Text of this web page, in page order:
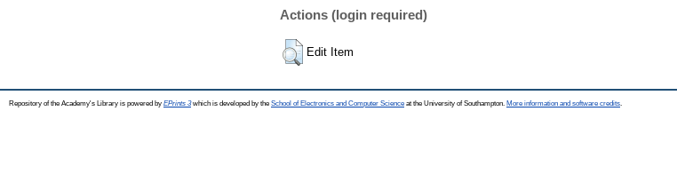
Actions (login required)
Edit Item
Repository of the Academy's Library is powered by EPrints 3which is developed by the School of Electronics and Computer Science at the University of Southampton. More information and software credits